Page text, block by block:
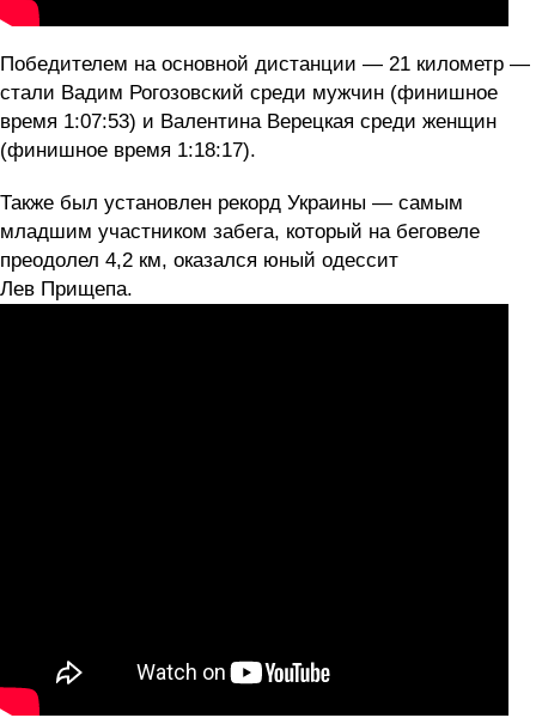
Победителем на основной дистанции — 21 километр —
стали Вадим Рогозовский среди мужчин (финишное
время 1:07:53) и Валентина Верецкая среди женщин
(финишное время 1:18:17).
Также был установлен рекорд Украины — самым
младшим участником забега, который на беговеле
преодолел 4,2 км, оказался юный одессит
Лев Прищепа.